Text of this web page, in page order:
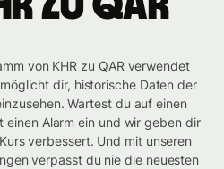
von KHR zu QAR verwendet
dir, historische Daten der
Wartest du auf einen
einen Alarm ein und wir geben dir
verbessert. Und mit unseren
verpasst du nie die neuesten